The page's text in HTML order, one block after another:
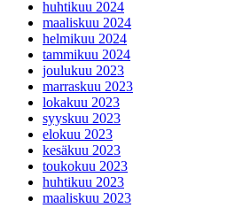
huhtikuu 2024
maaliskuu 2024
helmikuu 2024
tammikuu 2024
joulukuu 2023
marraskuu 2023
lokakuu 2023
syyskuu 2023
elokuu 2023
kesäkuu 2023
toukokuu 2023
huhtikuu 2023
maaliskuu 2023